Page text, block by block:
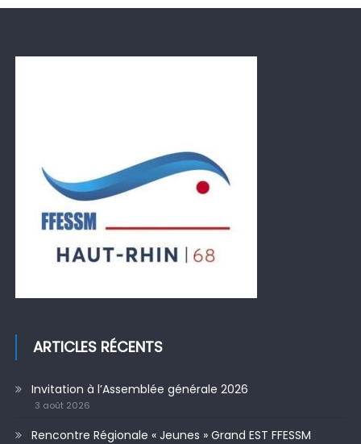
ARTICLES RÉCENTS
Invitation à l’Assemblée générale 2026
3 août 2026
Rencontre Régionale « Jeunes » Grand EST FFESSM